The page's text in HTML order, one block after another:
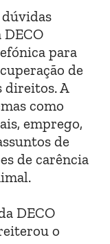
DECO
para
de
direitos. A
como
emprego,
de
de carência
DECO
o